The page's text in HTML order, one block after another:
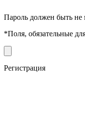
Пароль должен быть не
*Поля, обязательные
Регистрация